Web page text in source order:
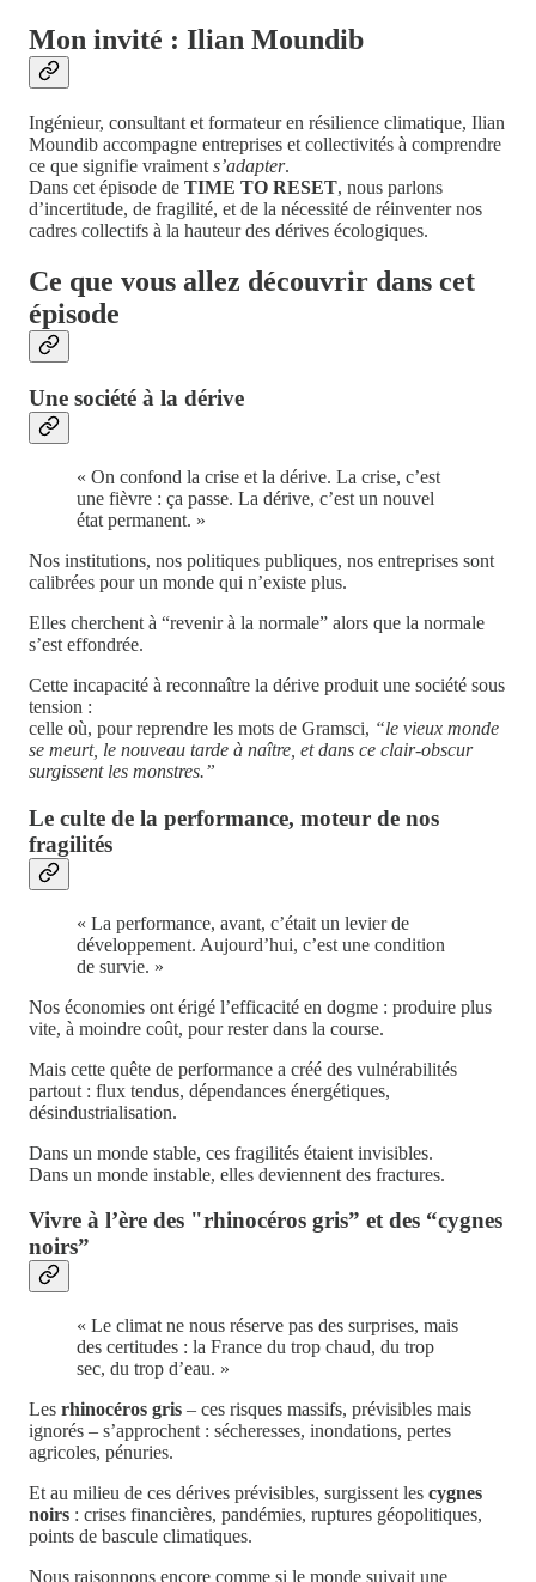
Mon invité : Ilian Moundib
Ingénieur, consultant et formateur en résilience climatique, Ilian
Moundib accompagne entreprises et collectivités à comprendre
ce que signifie vraiment s’adapter.
Dans cet épisode de TIME TO RESET, nous parlons
d’incertitude, de fragilité, et de la nécessité de réinventer nos
cadres collectifs à la hauteur des dérives écologiques.
Ce que vous allez découvrir dans cet
épisode
Une société à la dérive
« On confond la crise et la dérive. La crise, c’est
une fièvre : ça passe. La dérive, c’est un nouvel
état permanent. »
Nos institutions, nos politiques publiques, nos entreprises sont
calibrées pour un monde qui n’existe plus.
Elles cherchent à “revenir à la normale” alors que la normale
s’est effondrée.
Cette incapacité à reconnaître la dérive produit une société sous
tension :
celle où, pour reprendre les mots de Gramsci, “le vieux monde
se meurt, le nouveau tarde à naître, et dans ce clair-obscur
surgissent les monstres.”
Le culte de la performance, moteur de nos
fragilités
« La performance, avant, c’était un levier de
développement. Aujourd’hui, c’est une condition
de survie. »
Nos économies ont érigé l’efficacité en dogme : produire plus
vite, à moindre coût, pour rester dans la course.
Mais cette quête de performance a créé des vulnérabilités
partout : flux tendus, dépendances énergétiques,
désindustrialisation.
Dans un monde stable, ces fragilités étaient invisibles.
Dans un monde instable, elles deviennent des fractures.
Vivre à l’ère des "rhinocéros gris” et des “cygnes
noirs”
« Le climat ne nous réserve pas des surprises, mais
des certitudes : la France du trop chaud, du trop
sec, du trop d’eau. »
Les rhinocéros gris – ces risques massifs, prévisibles mais
ignorés – s’approchent : sécheresses, inondations, pertes
agricoles, pénuries.
Et au milieu de ces dérives prévisibles, surgissent les cygnes
noirs : crises financières, pandémies, ruptures géopolitiques,
points de bascule climatiques.
Nous raisonnons encore comme si le monde suivait une